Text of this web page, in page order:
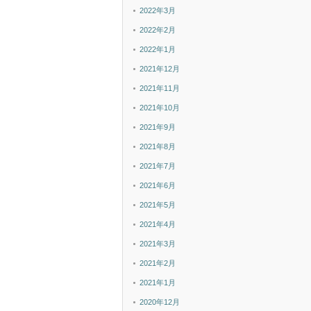
2022年3月
2022年2月
2022年1月
2021年12月
2021年11月
2021年10月
2021年9月
2021年8月
2021年7月
2021年6月
2021年5月
2021年4月
2021年3月
2021年2月
2021年1月
2020年12月